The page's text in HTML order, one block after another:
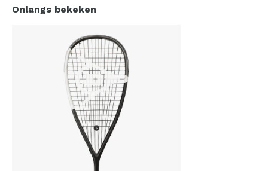
Onlangs bekeken